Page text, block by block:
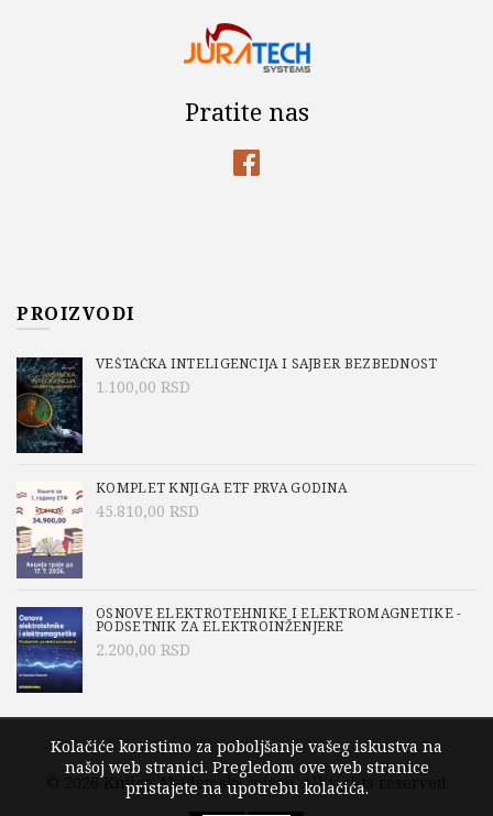
Pratite nas
PROIZVODI
VEŠTAČKA INTELIGENCIJA I SAJBER BEZBEDNOST
1.100,00 RSD
KOMPLET KNJIGA ETF PRVA GODINA
45.810,00 RSD
OSNOVE ELEKTROTEHNIKE I ELEKTROMAGNETIKE -
PODSETNIK ZA ELEKTROINŽENJERE
2.200,00 RSD
© 2026 Knjige Akademska misao. All rights reserved
Kolačiće koristimo za poboljšanje vašeg iskustva na
našoj web stranici. Pregledom ove web stranice
pristajete na upotrebu kolačića.